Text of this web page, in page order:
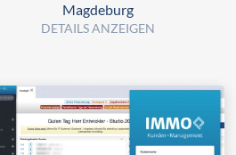
Magdeburg
DETAILS ANZEIGEN